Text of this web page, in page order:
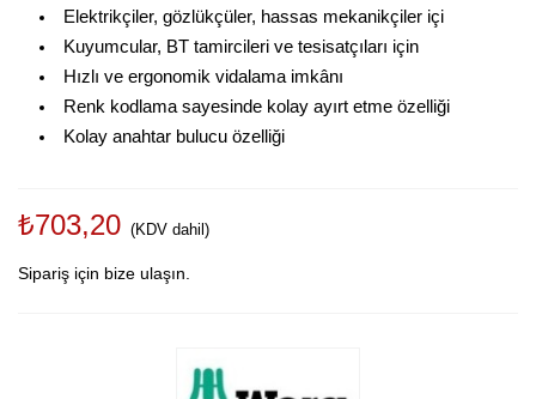
Elektrikçiler, gözlükçüler, hassas mekanikçiler içi
Kuyumcular, BT tamircileri ve tesisatçıları için
Hızlı ve ergonomik vidalama imkânı
Renk kodlama sayesinde kolay ayırt etme özelliği
Kolay anahtar bulucu özelliği
₺703,20 (KDV dahil)
Sipariş için bize ulaşın.